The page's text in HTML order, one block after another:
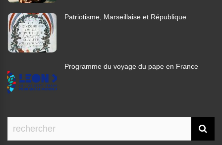
Patriotisme, Marseillaise et République
Programme du voyage du pape en France